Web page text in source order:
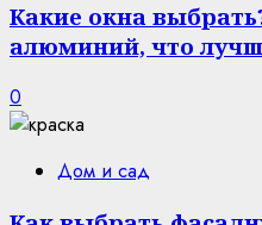
Какие окна
алюминий, что
0
Дом и сад